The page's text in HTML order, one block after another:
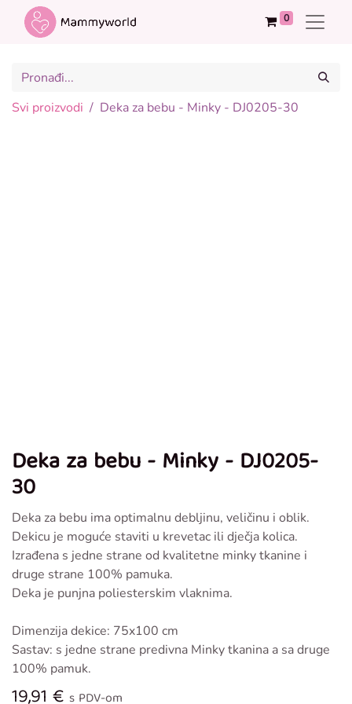
0
Svi proizvodi Deka za bebu - Minky - DJ0205-30
Deka za bebu - Minky - DJ0205-
30
Deka za bebu ima optimalnu debljinu, veličinu i oblik.
Dekicu je moguće staviti u krevetac ili dječja kolica.
Izrađena s jedne strane od kvalitetne minky tkanine i
druge strane 100% pamuka.
Deka je punjna poliesterskim vlaknima.
Dimenzija dekice: 75x100 cm
Sastav: s jedne strane predivna Minky tkanina a sa druge
100% pamuk.
s PDV-om